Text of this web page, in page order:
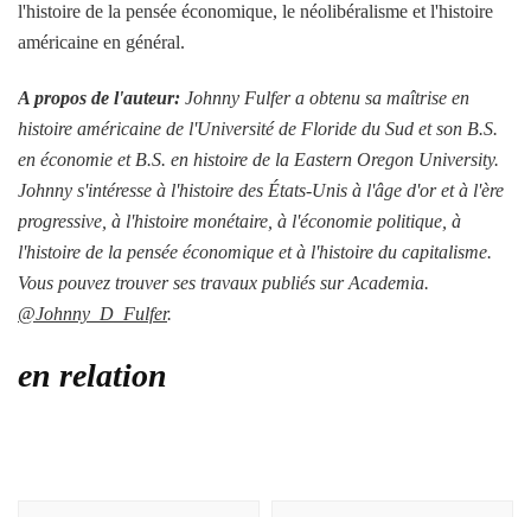
l'histoire de la pensée économique, le néolibéralisme et l'histoire
américaine en général.
A propos de l'auteur: Johnny Fulfer a obtenu sa maîtrise en
histoire américaine de l'Université de Floride du Sud et son B.S.
en économie et B.S. en histoire de la Eastern Oregon University.
Johnny s'intéresse à l'histoire des États-Unis à l'âge d'or et à l'ère
progressive, à l'histoire monétaire, à l'économie politique, à
l'histoire de la pensée économique et à l'histoire du capitalisme.
Vous pouvez trouver ses travaux publiés sur Academia.
@Johnny_D_Fulfer.
en relation